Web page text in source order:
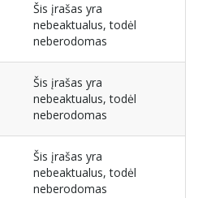
Šis įrašas yra
nebeaktualus, todėl
neberodomas
Šis įrašas yra
nebeaktualus, todėl
neberodomas
Šis įrašas yra
nebeaktualus, todėl
neberodomas